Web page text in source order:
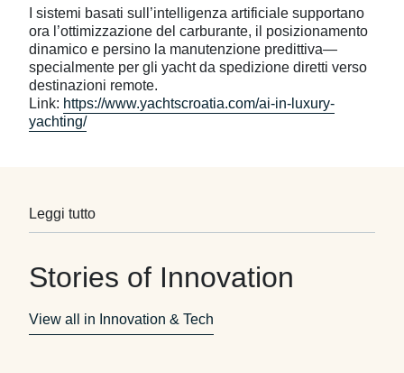
I sistemi basati sull’intelligenza artificiale supportano
ora l’ottimizzazione del carburante, il posizionamento
dinamico e persino la manutenzione predittiva—
specialmente per gli yacht da spedizione diretti verso
destinazioni remote.
Link: https://www.yachtscroatia.com/ai-in-luxury-
yachting/
Leggi tutto
Stories of Innovation
View all in Innovation & Tech